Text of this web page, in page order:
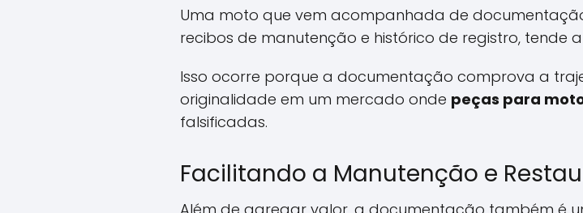
Uma moto que vem acompanhada de
recibos de manutenção e histórico de registro, tende
Isso ocorre porque a documentação comprova a
originalidade em um mercado onde peças para
falsificadas.
Facilitando a Manutenção e